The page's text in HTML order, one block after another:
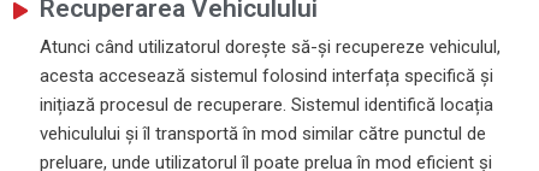
Recuperarea Vehiculului
Atunci când utilizatorul dorește să-și recupereze vehiculul,
acesta accesează sistemul folosind interfața specifică și
inițiază procesul de recuperare. Sistemul identifică locația
vehiculului și îl transportă în mod similar către punctul de
preluare, unde utilizatorul îl poate prelua în mod eficient și